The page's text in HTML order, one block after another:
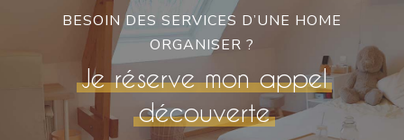
BESOIN DES SERVICES D’UNE HOME
ORGANISER ?
Je réserve mon appel
découverte